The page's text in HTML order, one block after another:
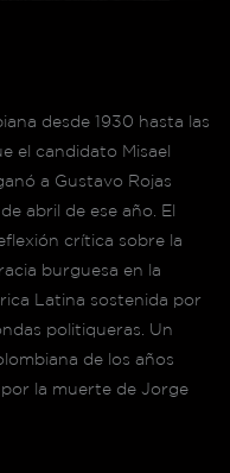
desde 1930 hasta las
el candidato Misael
a Gustavo Rojas
abril de ese año. El
crítica sobre la
burguesa en la
Latina sostenida por
politiqueras. Un
de los años
la muerte de Jorge